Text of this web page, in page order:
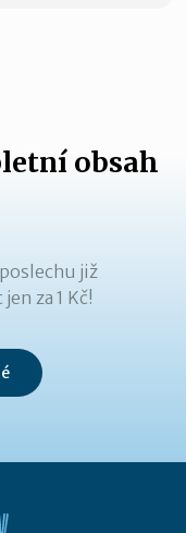
obsah
již
za 1 Kč!